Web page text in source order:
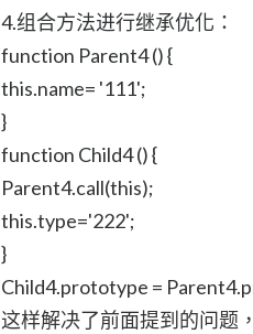
4.组合方法进行继承优化：
function Parent4 () {
this.name= '111';
}
function Child4 () {
Parent4.call(this);
this.type='222';
}
Child4.prototype =
这样解决了前面提到的问题